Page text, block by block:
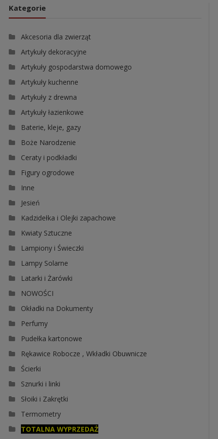
Kategorie
Akcesoria dla zwierząt
Artykuły dekoracyjne
Artykuły gospodarstwa domowego
Artykuły kuchenne
Artykuły z drewna
Artykuły łazienkowe
Baterie, kleje, gazy
Boże Narodzenie
Ceraty i podkładki
Figury ogrodowe
Inne
Jesień
Kadzidełka i Olejki zapachowe
Kwiaty Sztuczne
Lampiony i Świeczki
Lampy Solarne
Latarki i Żarówki
NOWOŚCI
Okładki na Dokumenty
Perfumy
Pudełka kartonowe
Rękawice Robocze , Wkładki Obuwnicze
Ścierki
Sznurki i linki
Słoiki i Zakrętki
Termometry
TOTALNA WYPRZEDAŻ